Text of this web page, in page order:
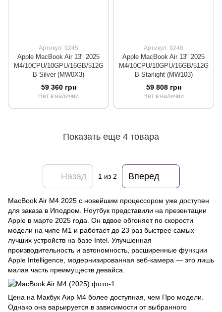
Артикул: 9245
Apple MacBook Air 13" 2025
M4/10CPU/10GPU/16GB/512G
B Silver (MW0X3)
59 360 грн
Нет в наличии
Артикул: 9246
Apple MacBook Air 13" 2025
M4/10CPU/10GPU/16GB/512G
B Starlight (MW103)
59 808 грн
Нет в наличии
Показать еще 4 товара
Назад 1 из 2 Вперед
MacBook Air M4 2025 с новейшим процессором уже доступен
для заказа в Иподром. Ноутбук представили на презентации
Apple в марте 2025 года. Он вдвое обгоняет по скорости
модели на чипе M1 и работает до 23 раз быстрее самых
лучших устройств на базе Intel. Улучшенная
производительность и автономность, расширенные функции
Apple Intelligence, модернизированная веб-камера — это лишь
малая часть преимуществ девайса.
Цена на Макбук Аир М4 более доступная, чем Про модели.
Однако она варьируется в зависимости от выбранного